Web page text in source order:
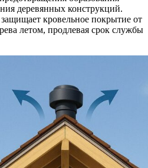
деревянных конструкций.
кровельное покрытие от
летом, продлевая срок службы